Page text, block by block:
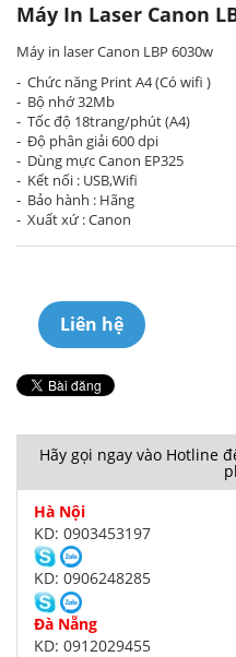
Máy In Laser Canon
Máy in laser Canon LBP 6030w
- Chức năng Print A4 (Có wifi )
- Bộ nhớ 32Mb
- Tốc độ 18trang/phút (A4)
- Độ phân giải 600 dpi
- Dùng mực Canon EP325
- Kết nối : USB,Wifi
- Bảo hành : Hãng
- Xuất xứ : Canon
Liên hệ
Hãy gọi ngay vào Hotline
Hà Nội
KD: 0903453197
KD: 0906248285
Đà Nẵng
KD: 0912029455